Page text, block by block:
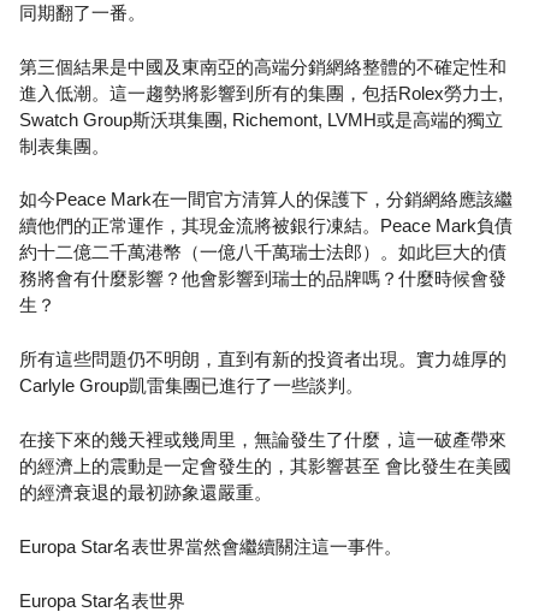
同期翻了一番。
第三個結果是中國及東南亞的高端分銷網絡整體的不確定性和
進入低潮。這一趨勢將影響到所有的集團，包括Rolex勞力士,
Swatch Group斯沃琪集團, Richemont, LVMH或是高端的獨立
制表集團。
如今Peace Mark在一間官方清算人的保護下，分銷網絡應該繼
續他們的正常運作，其現金流將被銀行凍結。Peace Mark負債
約十二億二千萬港幣（一億八千萬瑞士法郎）。如此巨大的債
務將會有什麼影響？他會影響到瑞士的品牌嗎？什麼時候會發
生？
所有這些問題仍不明朗，直到有新的投資者出現。實力雄厚的
Carlyle Group凱雷集團已進行了一些談判。
在接下來的幾天裡或幾周里，無論發生了什麼，這一破產帶來
的經濟上的震動是一定會發生的，其影響甚至 會比發生在美國
的經濟衰退的最初跡象還嚴重。
Europa Star名表世界當然會繼續關注這一事件。
Europa Star名表世界